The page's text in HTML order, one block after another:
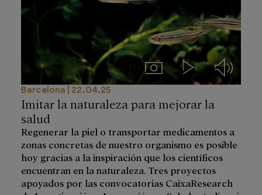
ImágenesVideos Audios
Barcelona 22.04.25
Imitar la naturaleza para mejorar la
salud
Regenerar la piel o transportar medicamentos a
zonas concretas de nuestro organismo es posible
hoy gracias a la inspiración que los científicos
encuentran en la naturaleza. Tres proyectos
apoyados por las convocatorias CaixaResearch